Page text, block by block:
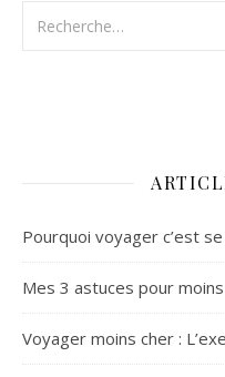
Pourquoi voyager c’est
Mes 3 astuces pour
Voyager moins cher :